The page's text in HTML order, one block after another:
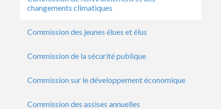
changements climatiques
Commission des jeunes élues et élus
Commission de la sécurité publique
Commission sur le développement économique
Commission des assises annuelles